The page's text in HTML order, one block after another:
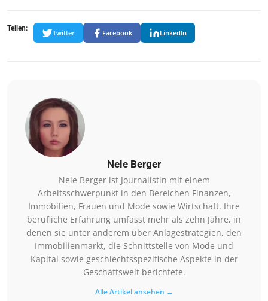
Teilen:
Twitter Facebook LinkedIn
Nele Berger
Nele Berger ist Journalistin mit einem
Arbeitsschwerpunkt in den Bereichen Finanzen,
Immobilien, Frauen und Mode sowie Wirtschaft. Ihre
berufliche Erfahrung umfasst mehr als zehn Jahre, in
denen sie unter anderem über Anlagestrategien, den
Immobilienmarkt, die Schnittstelle von Mode und
Kapital sowie geschlechtsspezifische Aspekte in der
Geschäftswelt berichtete.
Alle Artikel ansehen →